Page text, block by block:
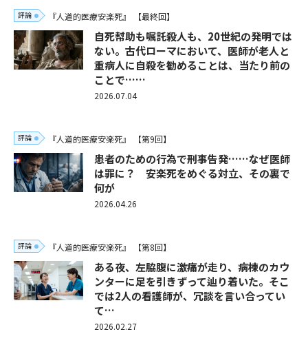
評論 『人道的医療安楽死』 【最終回】
自死幇助も嘱託殺人も、20世紀の発明では
ない。古代ローマにおいて、医師が老人と
重病人に自殺を勧めることは、当たり前の
ことで……
2026.07.04
評論 『人道的医療安楽死』 【第9回】
患者のための行為で刑事告発……なぜ医師
は罪に？ 安楽死をめぐる対立、その裏で
何が
2026.04.26
評論 『人道的医療安楽死』 【第8回】
ある夜、左脇腹に激痛が走り、病棟のカウ
ンターに足を引きずって辿り着いた。そこ
では2人の看護師が、冗談を言い合ってい
て…
2026.02.27